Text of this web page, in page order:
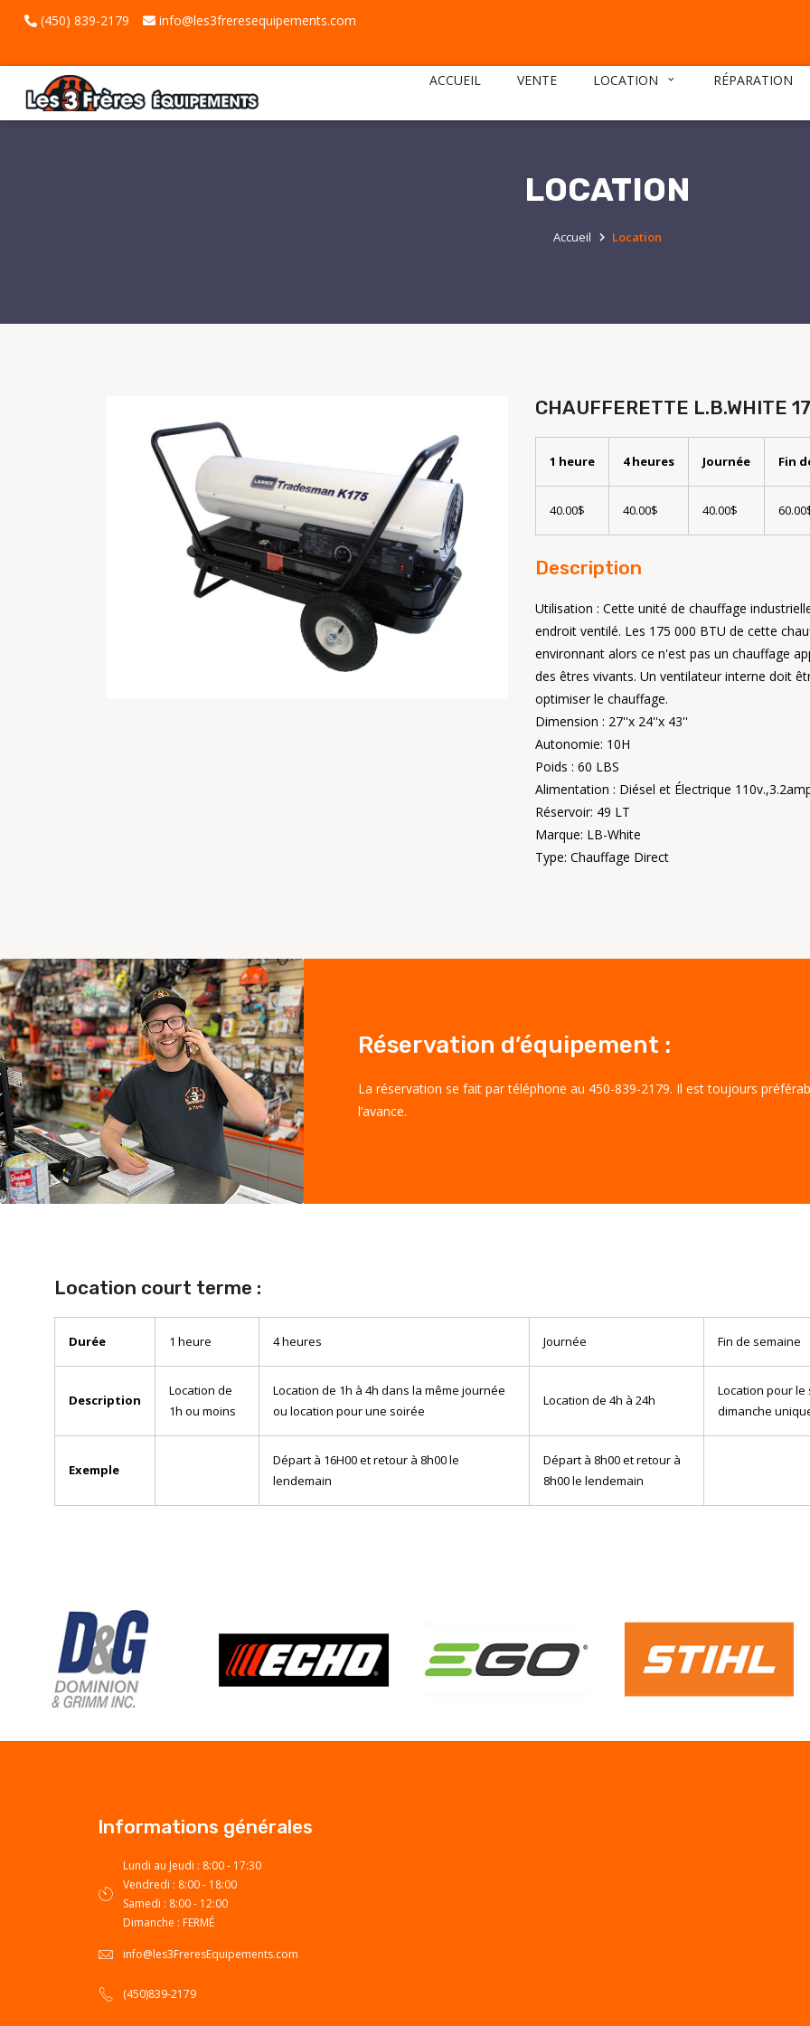
(450) 839-2179 info@les3freresequipements.com
ACCUEIL VENTE LOCATION RÉPARATION
LOCATION
Accueil Location
CHAUFFERETTE L.B.WHITE
1 heure 4 heures Journée Fin
40.00$ 40.00$ 40.00$
Description
Utilisation : Cette unité de chauffage
endroit ventilé. Les 175 000 BTU de cette
environnant alors ce n'est pas un chauffage
des êtres vivants. Un ventilateur interne doit
optimiser le chauffage.
Dimension : 27''x 24''x 43''
Autonomie: 10H
Poids : 60 LBS
Alimentation : Diésel et Électrique
Réservoir: 49 LT
Marque: LB-White
Type: Chauffage Direct
Réservation d’équipement :
La réservation se fait par téléphone au 450-839-2179. Il est toujours
l’avance.
Location court terme :
Durée 1 heure 4 heures Journée Fin de semaine
Description
Location de
1h ou moins
Location de 1h à 4h dans la même journée
ou location pour une soirée
Location de 4h à 24h
Location pour le
dimanche
Exemple
Départ à 16H00 et retour à 8h00 le
lendemain
Départ à 8h00 et retour à
8h00 le lendemain
Informations générales
Lundi au Jeudi : 8:00 - 17:30
Vendredi : 8:00 - 18:00
Samedi : 8:00 - 12:00
Dimanche : FERMÉ
info@les3FreresEquipements.com
(450)839-2179